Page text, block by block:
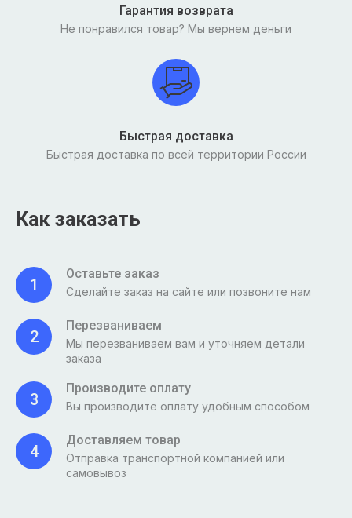
Гарантия возврата
Не понравился товар? Мы вернем деньги
Быстрая доставка
Быстрая доставка по всей территории России
Как заказать
1
Оставьте заказ
Сделайте заказ на сайте или позвоните нам
2
Перезваниваем
Мы перезваниваем вам и уточняем детали
заказа
3
Производите оплату
Вы производите оплату удобным способом
4
Доставляем товар
Отправка транспортной компанией или
самовывоз